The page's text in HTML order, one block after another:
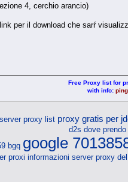
4, cerchio arancio)
per il download che sarŕ
Free Proxy list for
with info:
proxy list proxy gratis per
d2s dove
bgq google
proxi informazioni server proxy